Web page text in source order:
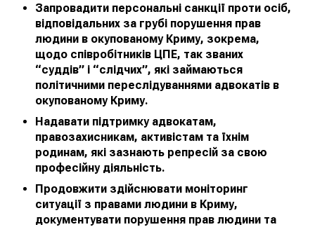
Запровадити персональні санкції проти осіб,
відповідальних за грубі порушення прав
людини в окупованому Криму, зокрема,
щодо співробітників ЦПЕ, так званих
“суддів” і “слідчих”, які займаються
політичними переслідуваннями адвокатів в
окупованому Криму.
Надавати підтримку адвокатам,
правозахисникам, активістам та їхнім
родинам, які зазнають репресій за свою
професійну діяльність.
Продовжити здійснювати моніторинг
ситуації з правами людини в Криму,
документувати порушення прав людини та